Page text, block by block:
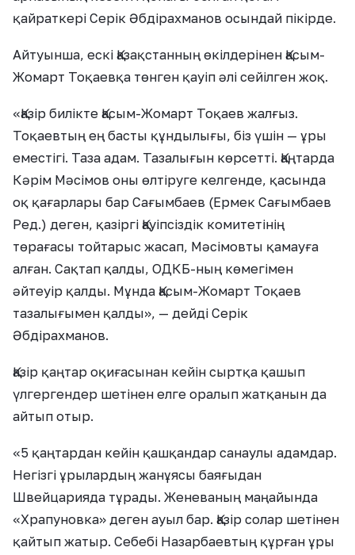
қайраткері Серік Әбдірахманов осындай пікірде.
Айтуынша, ескі Қазақстанның өкілдерінен Қасым-
Жомарт Тоқаевқа төнген қауіп әлі сейілген жоқ.
«Қазір билікте Қасым-Жомарт Тоқаев жалғыз.
Тоқаевтың ең басты құндылығы, біз үшін — ұры
еместігі. Таза адам. Тазалығын көрсетті. Қаңтарда
Кәрім Мәсімов оны өлтіруге келгенде, қасында
оқ қағарлары бар Сағымбаев (Ермек Сағымбаев
Ред.) деген, қазіргі Қауіпсіздік комитетінің
төрағасы тойтарыс жасап, Мәсімовты қамауға
алған. Сақтап қалды, ОДКБ-ның көмегімен
әйтеуір қалды. Мұнда Қасым-Жомарт Тоқаев
тазалығымен қалды», — дейді Серік
Әбдірахманов.
Қазір қаңтар оқиғасынан кейін сыртқа қашып
үлгергендер шетінен елге оралып жатқанын да
айтып отыр.
«5 қаңтардан кейін қашқандар санаулы адамдар.
Негізгі ұрылардың жанұясы баяғыдан
Швейцарияда тұрады. Женеваның маңайында
«Храпуновка» деген ауыл бар. Қазір солар шетінен
қайтып жатыр. Себебі Назарбаевтың құрған ұры